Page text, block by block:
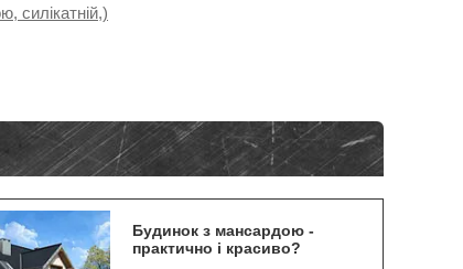
силікатній,)
Будинок з мансардою -
практично і красиво?